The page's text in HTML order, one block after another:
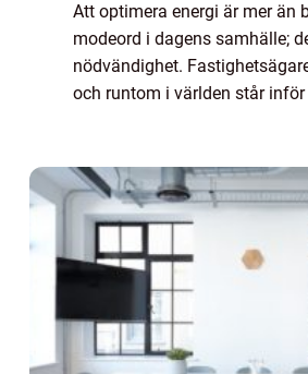
Att optimera energi är mer än
modeord i dagens samhälle;
nödvändighet.
och runtom i världen står